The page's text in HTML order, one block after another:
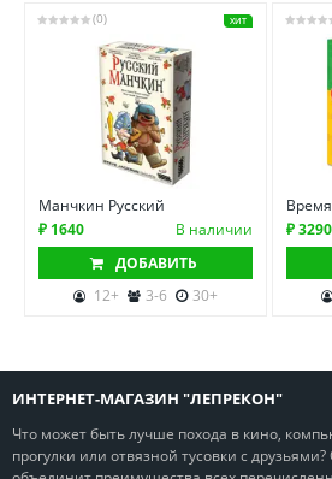
(0) ХИТ
Манчкин Русский
₽ 1640
В наличии
ДОБАВИТЬ
12+
3-6 30+
₽ 3290
ИНТЕРНЕТ-МАГАЗИН "ЛЕПРЕКОН"
Что может быть лучше похода в кино,
прогулки или отвязной тусовки с